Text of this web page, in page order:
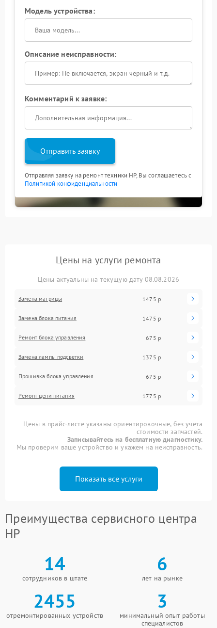
Модель устройства:
Описание неисправности:
Комментарий к заявке:
Отправить заявку
Отправляя заявку на ремонт техники HP, Вы соглашаетесь с
Политикой конфиденциальности
Цены на услуги ремонта
Цены актуальны на текущую дату 08.08.2026
Замена матрицы 1475 р
Замена блока питания 1475 р
Ремонт блока управления 675 р
Замена лампы подсветки 1375 р
Прошивка блока управления 675 р
Ремонт цепи питания 1775 р
Цены в прайс-листе указаны ориентировочные, без учета
стоимости запчастей.
Записывайтесь на бесплатную диагностику.
Мы проверим ваше устройство и укажем на неисправность.
Показать все услуги
Преимущества сервисного центра
HP
14
сотрудников в штате
6
лет на рынке
2455
отремонтированных устройств
3
минимальный опыт работы
специалистов